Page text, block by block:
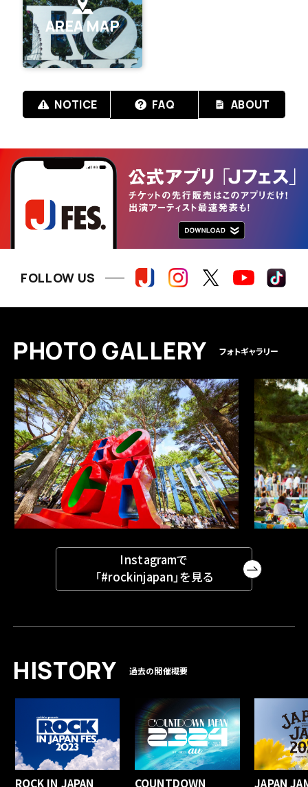
AREA MAP
NOTICE FAQ ABOUT
FOLLOW US
PHOTO GALLERY フォトギャラリー
Instagramで
「#rockinjapan」を見る
HISTORY 過去の開催概要
ROCK IN JAPAN COUNTDOWN JAPAN